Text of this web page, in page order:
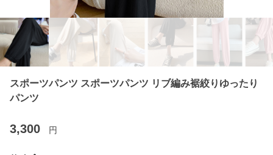
スポーツパンツ スポーツパンツ リブ編み裾絞りゆったり
パンツ
3,300 円